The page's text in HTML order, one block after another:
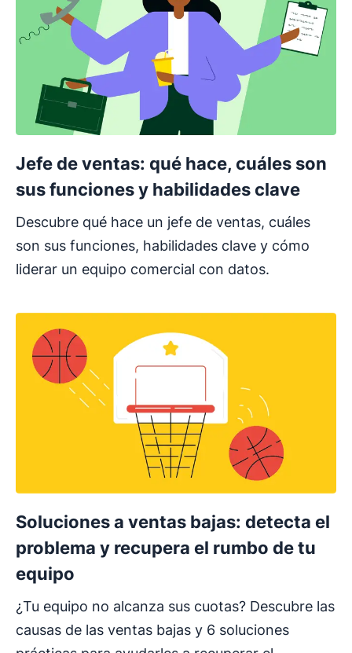
Jefe de ventas: qué hace, cuáles son
sus funciones y habilidades clave
Descubre qué hace un jefe de ventas, cuáles
son sus funciones, habilidades clave y cómo
liderar un equipo comercial con datos.
Soluciones a ventas bajas: detecta el
problema y recupera el rumbo de tu
equipo
¿Tu equipo no alcanza sus cuotas? Descubre las
causas de las ventas bajas y 6 soluciones